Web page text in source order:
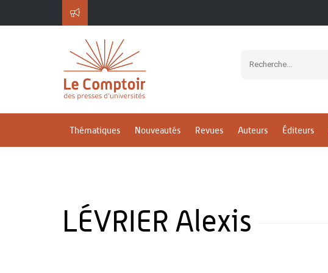
Thématiques Nouveautés Revues Auteurs Éditeurs
LÉVRIER Alexis